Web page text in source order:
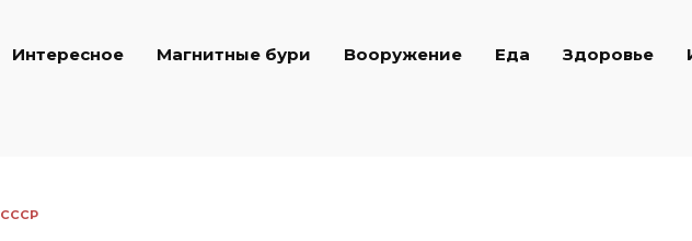
Интересное Магнитные бури Вооружение Еда Здоровье
СССР